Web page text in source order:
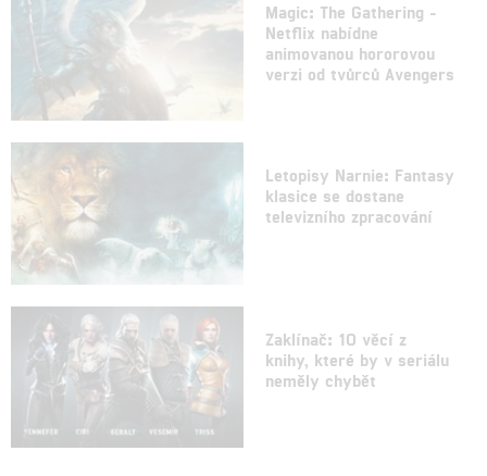
Magic: The Gathering -
Netflix nabídne
animovanou hororovou
verzi od tvůrců Avengers
Letopisy Narnie: Fantasy
klasice se dostane
televizního zpracování
Zaklínač: 10 věcí z
knihy, které by v seriálu
neměly chybět